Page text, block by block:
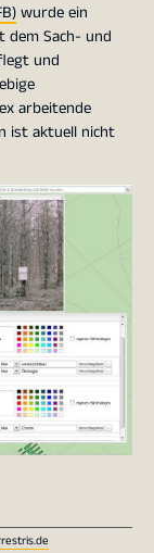
wurde ein
dem Sach- und
und
arbeitende
ist aktuell nicht